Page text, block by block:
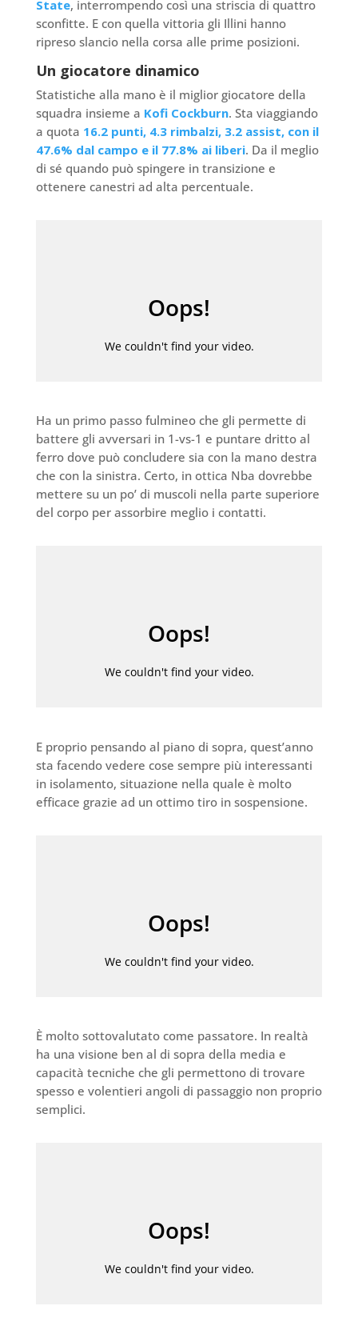
State, interrompendo così una striscia di quattro
sconfitte. E con quella vittoria gli Illini hanno
ripreso slancio nella corsa alle prime posizioni.
Un giocatore dinamico
Statistiche alla mano è il miglior giocatore della
squadra insieme a Kofi Cockburn. Sta viaggiando
a quota 16.2 punti, 4.3 rimbalzi, 3.2 assist, con il
47.6% dal campo e il 77.8% ai liberi. Da il meglio
di sé quando può spingere in transizione e
ottenere canestri ad alta percentuale.
Ha un primo passo fulmineo che gli permette di
battere gli avversari in 1-vs-1 e puntare dritto al
ferro dove può concludere sia con la mano destra
che con la sinistra. Certo, in ottica Nba dovrebbe
mettere su un po’ di muscoli nella parte superiore
del corpo per assorbire meglio i contatti.
E proprio pensando al piano di sopra, quest’anno
sta facendo vedere cose sempre più interessanti
in isolamento, situazione nella quale è molto
efficace grazie ad un ottimo tiro in sospensione.
È molto sottovalutato come passatore. In realtà
ha una visione ben al di sopra della media e
capacità tecniche che gli permettono di trovare
spesso e volentieri angoli di passaggio non proprio
semplici.